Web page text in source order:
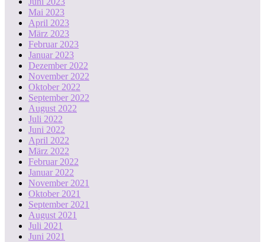
Mai 2023
April 2023
März 2023
Februar 2023
Januar 2023
Dezember 2022
November 2022
Oktober 2022
September 2022
August 2022
Juli 2022
Juni 2022
April 2022
März 2022
Februar 2022
Januar 2022
November 2021
Oktober 2021
September 2021
August 2021
Juli 2021
Juni 2021